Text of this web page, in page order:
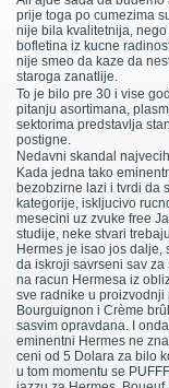
prije toga po cumezima
nije bila kvalitetnija,
bofletina iz kucne
nije smeo da kaze da
staroga zanatlije.
To je bilo pre 30 i vise
pitanju asortimana,
sektorima predstavlja
postigne.
Nedavni skandal
Kada jedna tako
bezobzirne lazi i tvrdi da
kategorije, iskljucivo
mesecini uz zvuke free
studije, neke stvari
Hermes je isao jos dalje,
da iskroji savrseni sav
na racun Hermesa iz
sve radnike u proizvodnji
Bourguignon i Crème
sasvim opravdana. I
eminentni Hermes ne
ceni od 5 Dolara za bilo
u tom momentu se